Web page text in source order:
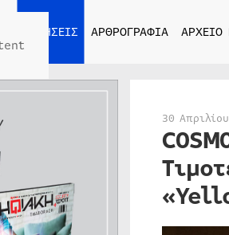
ΕΙΔΗΣΕΙΣ ΑΡΘΡΟΓΡΑΦΙΑ ΑΡΧΕΙΟ
30